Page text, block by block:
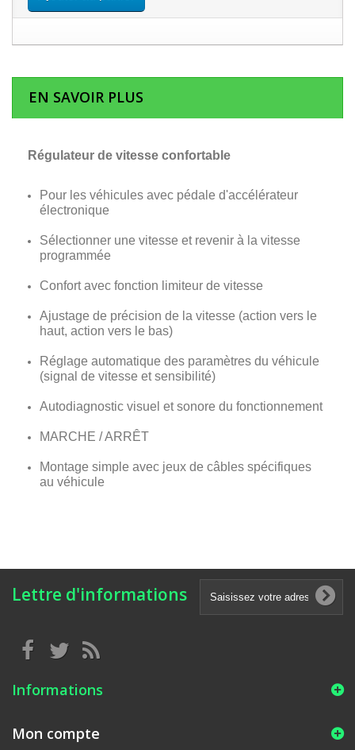
EN SAVOIR PLUS
Régulateur de vitesse confortable
Pour les véhicules avec pédale d'accélérateur
électronique
Sélectionner une vitesse et revenir à la vitesse
programmée
Confort avec fonction limiteur de vitesse
Ajustage de précision de la vitesse (action vers le
haut, action vers le bas)
Réglage automatique des paramètres du véhicule
(signal de vitesse et sensibilité)
Autodiagnostic visuel et sonore du fonctionnement
MARCHE / ARRÊT
Montage simple avec jeux de câbles spécifiques
au véhicule
Lettre d'informations
Informations
Mon compte